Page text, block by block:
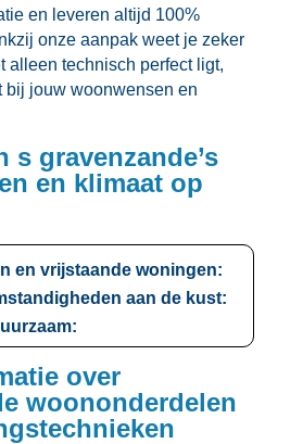
en leveren altijd 100%
onze aanpak weet je zeker
alleen technisch perfect ligt,
bij jouw woonwensen en
s gravenzande’s
en klimaat op
en vrijstaande woningen:
aan de kust:
over
woononderdelen